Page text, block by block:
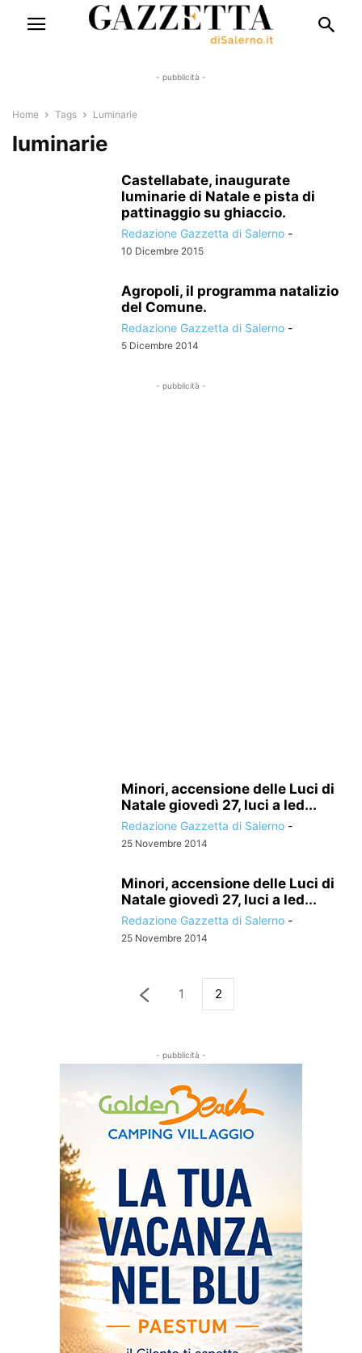
- pubblicità -
Home Tags Luminarie
luminarie
Castellabate, inaugurate
luminarie di Natale e pista di
pattinaggio su ghiaccio.
Redazione Gazzetta di Salerno -
10 Dicembre 2015
Agropoli, il programma natalizio
del Comune.
Redazione Gazzetta di Salerno -
5 Dicembre 2014
- pubblicità -
Minori, accensione delle Luci di
Natale giovedì 27, luci a led...
Redazione Gazzetta di Salerno -
25 Novembre 2014
Minori, accensione delle Luci di
Natale giovedì 27, luci a led...
Redazione Gazzetta di Salerno -
25 Novembre 2014
1 2
- pubblicità -